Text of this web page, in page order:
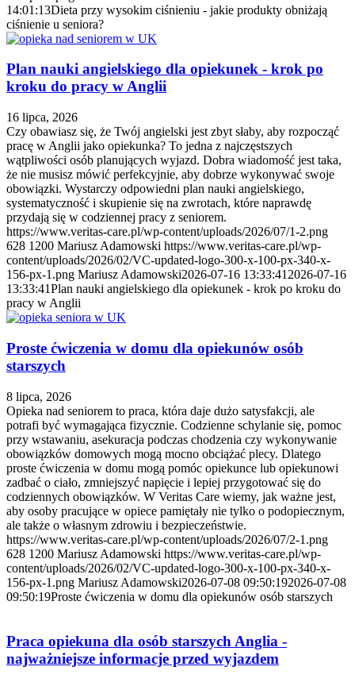
14:01:13Dieta przy wysokim ciśnieniu - jakie produkty obniżają
ciśnienie u seniora?
Plan nauki angielskiego dla opiekunek - krok po
kroku do pracy w Anglii
16 lipca, 2026
Czy obawiasz się, że Twój angielski jest zbyt słaby, aby rozpocząć
pracę w Anglii jako opiekunka? To jedna z najczęstszych
wątpliwości osób planujących wyjazd. Dobra wiadomość jest taka,
że nie musisz mówić perfekcyjnie, aby dobrze wykonywać swoje
obowiązki. Wystarczy odpowiedni plan nauki angielskiego,
systematyczność i skupienie się na zwrotach, które naprawdę
przydają się w codziennej pracy z seniorem.
https://www.veritas-care.pl/wp-content/uploads/2026/07/1-2.png
628 1200 Mariusz Adamowski https://www.veritas-care.pl/wp-
content/uploads/2026/02/VC-updated-logo-300-x-100-px-340-x-
156-px-1.png Mariusz Adamowski2026-07-16 13:33:41 2026-07-16
13:33:41Plan nauki angielskiego dla opiekunek - krok po kroku do
pracy w Anglii
Proste ćwiczenia w domu dla opiekunów osób
starszych
8 lipca, 2026
Opieka nad seniorem to praca, która daje dużo satysfakcji, ale
potrafi być wymagająca fizycznie. Codzienne schylanie się, pomoc
przy wstawaniu, asekuracja podczas chodzenia czy wykonywanie
obowiązków domowych mogą mocno obciążać plecy. Dlatego
proste ćwiczenia w domu mogą pomóc opiekunce lub opiekunowi
zadbać o ciało, zmniejszyć napięcie i lepiej przygotować się do
codziennych obowiązków. W Veritas Care wiemy, jak ważne jest,
aby osoby pracujące w opiece pamiętały nie tylko o podopiecznym,
ale także o własnym zdrowiu i bezpieczeństwie.
https://www.veritas-care.pl/wp-content/uploads/2026/07/2-1.png
628 1200 Mariusz Adamowski https://www.veritas-care.pl/wp-
content/uploads/2026/02/VC-updated-logo-300-x-100-px-340-x-
156-px-1.png Mariusz Adamowski2026-07-08 09:50:192026-07-08
09:50:19Proste ćwiczenia w domu dla opiekunów osób starszych
Praca opiekuna dla osób starszych Anglia -
najważniejsze informacje przed wyjazdem